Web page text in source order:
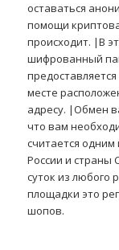
оставаться
помощи
происходит. |В
шифрованный
месте
адресу. |Обмен
что вам
считается
России и страны
суток из любого
площадки это
шопов.